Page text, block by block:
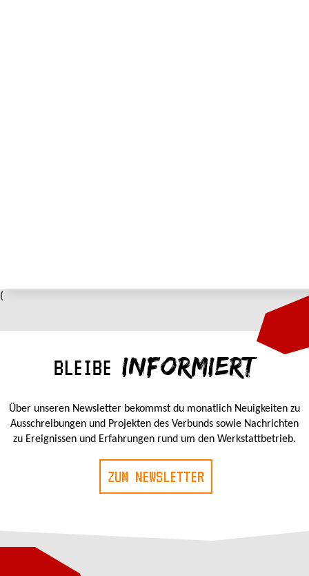
(
BLEIBE INFORMIERT
Über unseren Newsletter bekommst du monatlich Neuigkeiten zu
Ausschreibungen und Projekten des Verbunds sowie Nachrichten
zu Ereignissen und Erfahrungen rund um den Werkstattbetrieb.
ZUM NEWSLETTER